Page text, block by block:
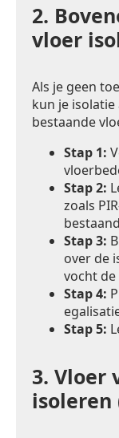
2.
vloer
Als je geen
kun je
bestaande
Stap 1:
Stap 2:
zoals
Stap 3:
over de
vocht
Stap 4:
Stap 5:
3. Vloer